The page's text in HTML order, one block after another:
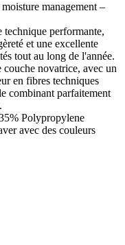
management –
performante,
et une excellente
tout au long de l'année.
novatrice, avec un
en fibres techniques
combinant parfaitement
Polypropylene
avec des couleurs